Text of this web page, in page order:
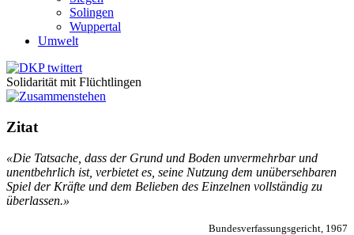
Solingen
Wuppertal
Umwelt
Solidarität mit Flüchtlingen
Zitat
«Die Tatsache, dass der Grund und Boden unvermehrbar und
unentbehrlich ist, verbietet es, seine Nutzung dem unübersehbaren
Spiel der Kräfte und dem Belieben des Einzelnen vollständig zu
überlassen.»
Bundesverfassungsgericht, 1967